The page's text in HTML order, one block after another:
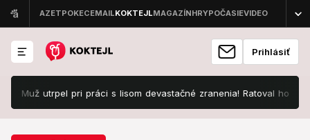
Prihlásiť
utrpel pri práci s lisom devastačné zranenia! Ratoval ho vrtuľník